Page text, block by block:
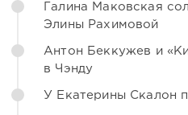
Галина Маковская
Элины Рахимовой
Антон Беккужев и
в Чэнду
У Екатерины Скалон